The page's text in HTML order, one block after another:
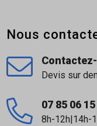
Nous
Devis sur
07 85 06
8h-12h|14h-